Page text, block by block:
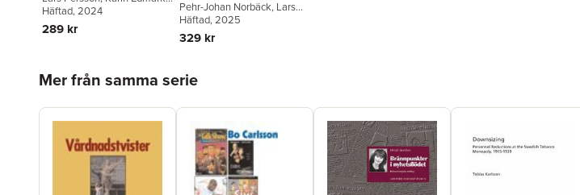
produktivitetsutvecklin
g
Pehr-Johan Norbäck
Prawitz
Häftad, 2024
289 kr
till minskade
koldioxidutsläpp?
Pehr-Johan Norbäck, Lars
Persson
Häftad, 2025
329 kr
Mer från samma serie